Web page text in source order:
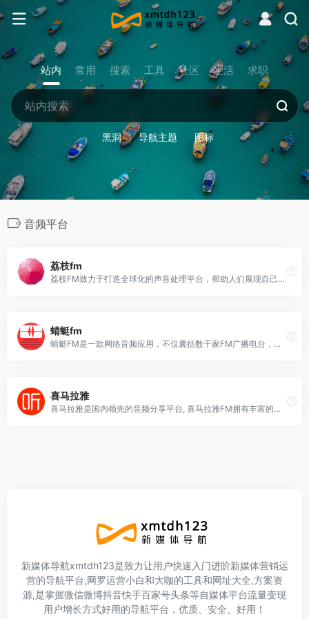
站内 常用 搜索 工具 社区 生活 求职
黑洞 导航主题 图标
音频平台
荔枝fm
荔枝FM致力于打造全球化的声音处理平台，帮助人们展现自己的声音才华。荔枝是专业的音频分享平台,汇集了听音乐,英语,睡前故事,儿童故事,有声小说,相声段子,历史人文
蜻蜓fm
蜻蜓FM是一款网络音频应用，不仅囊括数千家FM广播电台，还涵盖有声小说、儿童故事、相声评书、戏曲、音乐、脱口秀、鬼故事、情感故事等30多类的有声读物或音频节目…
喜马拉雅
喜马拉雅是国内领先的音频分享平台, 喜马拉雅FM拥有丰富的音频内容生态，包括最头部的PGC专业内容、 PUGC及UGC内容，有配音，音频播客的形式，也有音频直播的形…
新媒体导航xmtdh123是致力让用户快速入门进阶新媒体营销运
营的导航平台,网罗运营小白和大咖的工具和网址大全,方案资
源,是掌握微信微博抖音快手百家号头条等自媒体平台流量变现
用户增长方式好用的导航平台，优质、安全、好用！